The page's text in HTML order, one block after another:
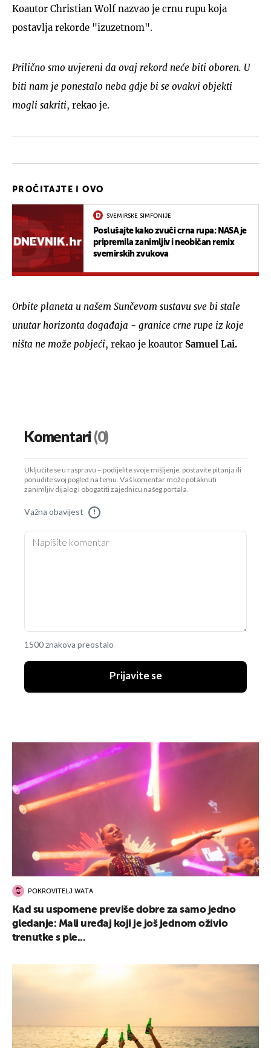
Koautor Christian Wolf nazvao je crnu rupu koja
postavlja rekorde "izuzetnom".
Prilično smo uvjereni da ovaj rekord neće biti oboren. U
biti nam je ponestalo neba gdje bi se ovakvi objekti
mogli sakriti, rekao je.
PROČITAJTE I OVO
SVEMIRSKE SIMFONIJE
Poslušajte kako zvuči crna rupa: NASA je
pripremila zanimljiv i neobičan remix
svemirskih zvukova
Orbite planeta u našem Sunčevom sustavu sve bi stale
unutar horizonta događaja - granice crne rupe iz koje
ništa ne može pobjeći, rekao je koautor Samuel Lai.
Komentari(0)
Uključite se u raspravu – podijelite svoje mišljenje, postavite pitanja ili
ponudite svoj pogled na temu. Vaš komentar može potaknuti
zanimljiv dijalog i obogatiti zajednicu našeg portala.
Važna obavijest !
1500 znakova preostalo
Prijavite se
POKROVITELJ WATA
Kad su uspomene previše dobre za samo jedno
gledanje: Mali uređaj koji je još jednom oživio
trenutke s ple...